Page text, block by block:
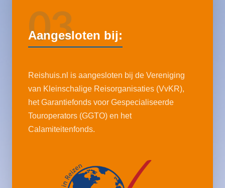
03
Aangesloten bij:
Reishuis.nl is aangesloten bij de Vereniging
van Kleinschalige Reisorganisaties (VvKR),
het Garantiefonds voor Gespecialiseerde
Touroperators (GGTO) en het
Calamiteitenfonds.